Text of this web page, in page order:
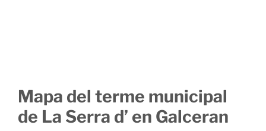
Mapa del terme municipal
de La Serra d’ en Galceran